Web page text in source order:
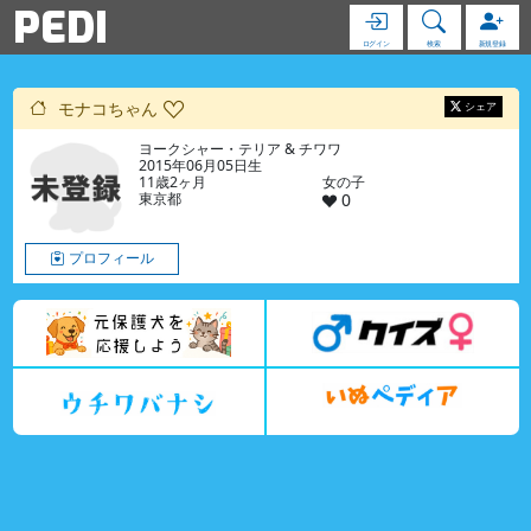
PEDI ログイン 検索 新規登録
モナコちゃん シェア
ヨークシャー・テリア & チワワ
2015年06月05日生
11歳2ヶ月
女の子
東京都
0
プロフィール